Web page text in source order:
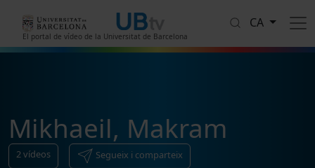
El portal de vídeo de la Universitat de Barcelona
CA
Mikhaeil, Makram
2vídeos Segueix i comparteix